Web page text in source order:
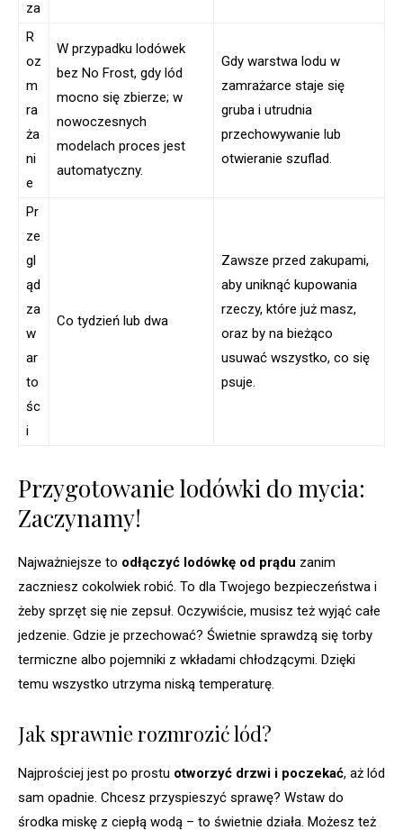
za
R
oz
m
ra
ża
ni
e
W przypadku lodówek
bez No Frost, gdy lód
mocno się zbierze; w
nowoczesnych
modelach proces jest
automatyczny.
Gdy warstwa lodu w
zamrażarce staje się
gruba i utrudnia
przechowywanie lub
otwieranie szuflad.
Pr
ze
gl
ąd
za
w
ar
to
śc
i
Co tydzień lub dwa
Zawsze przed zakupami,
aby uniknąć kupowania
rzeczy, które już masz,
oraz by na bieżąco
usuwać wszystko, co się
psuje.
Przygotowanie lodówki do mycia:
Zaczynamy!
Najważniejsze to odłączyć lodówkę od prądu zanim
zaczniesz cokolwiek robić. To dla Twojego bezpieczeństwa i
żeby sprzęt się nie zepsuł. Oczywiście, musisz też wyjąć całe
jedzenie. Gdzie je przechować? Świetnie sprawdzą się torby
termiczne albo pojemniki z wkładami chłodzącymi. Dzięki
temu wszystko utrzyma niską temperaturę.
Jak sprawnie rozmrozić lód?
Najprościej jest po prostu otworzyć drzwi i poczekać, aż lód
sam opadnie. Chcesz przyspieszyć sprawę? Wstaw do
środka miskę z ciepłą wodą – to świetnie działa. Możesz też